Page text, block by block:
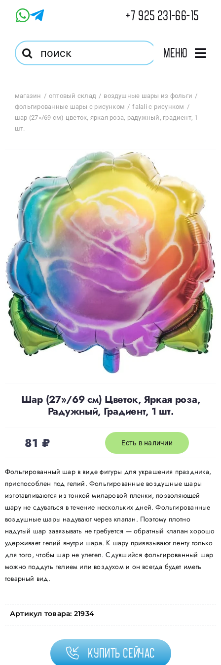
+7 925 231-66-15
Результат
поиска:
Меню
Магазин
Корзина
Избранное
Доставка
О нас
Отзывы
Контакты
Политика конфиденциальности
магазин оптовый склад
воздушные шары из фольги
фольгированные шары с рисунком
falali с рисунком
шар (27»/69 см) цветок, яркая роза, радужный, градиент, 1
шт.
Шар (27»/69 см) Цветок, Яркая роза,
Радужный, Градиент, 1 шт.
81 ₽ Есть в наличии
Фольгированный шар в виде фигуры для украшения праздника,
приспособлен под гелий. Фольгированные воздушные шары
изготавливаются из тонкой миларовой пленки, позволяющей
шару не сдуваться в течение нескольких дней. Фольгированные
воздушные шары надувают через клапан. Поэтому плотно
надутый шар завязывать не требуется — обратный клапан хорошо
удерживает гелий внутри шара. К шару привязывают ленту только
для того, чтобы шар не улетел. Сдувшийся фольгированный шар
можно поддуть гелием или воздухом и он всегда будет иметь
товарный вид.
Артикул товара: 21934
Купить сейчас